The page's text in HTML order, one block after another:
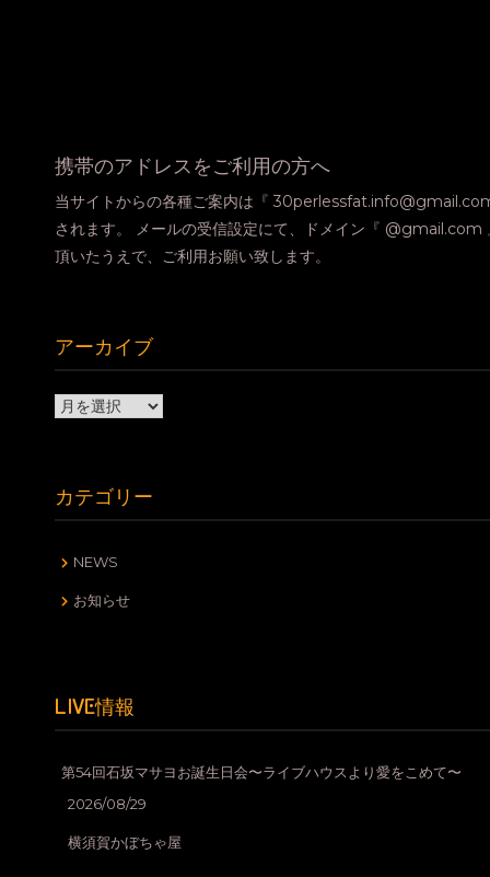
携帯のアドレスをご利用の方へ
当サイトからの各種ご案内は『
されます。 メールの受信設定にて、ドメイン『 @gmail.com
頂いたうえで、ご利用お願い致します。
アーカイブ
ア
イ
ブ
カテゴリー
NEWS
お知らせ
LIVE情報
第54回石坂マサヨお誕生日会〜ライブハウスより愛をこめて〜
2026/08/29
横須賀かぼちゃ屋